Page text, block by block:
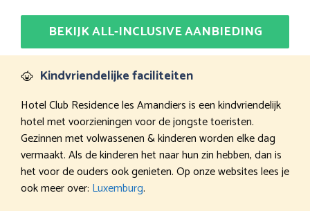
BEKIJK ALL-INCLUSIVE AANBIEDING
Kindvriendelijke faciliteiten
Hotel Club Residence les Amandiers is een kindvriendelijk
hotel met voorzieningen voor de jongste toeristen.
Gezinnen met volwassenen & kinderen worden elke dag
vermaakt. Als de kinderen het naar hun zin hebben, dan is
het voor de ouders ook genieten. Op onze websites lees je
ook meer over: Luxemburg.